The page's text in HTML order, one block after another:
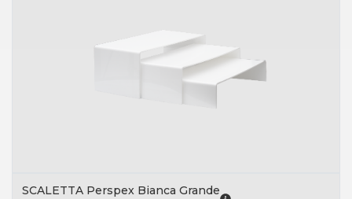
SCALETTA Perspex Bianca Grande